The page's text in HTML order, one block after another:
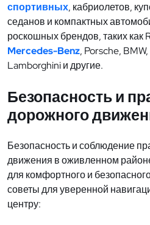
спортивных, кабриолетов,
седанов и компактных
роскошных брендов, таких как
Mercedes-Benz, Porsche, BMW,
Lamborghini и другие.
Безопасность и
дорожного
Безопасность и соблюдение
движения в оживленном
для комфортного и
советы для уверенной
центру: